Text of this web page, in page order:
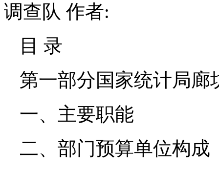
调查队 作者:
目 录
第一部分国家统计局廊
一、主要职能
二、部门预算单位构成